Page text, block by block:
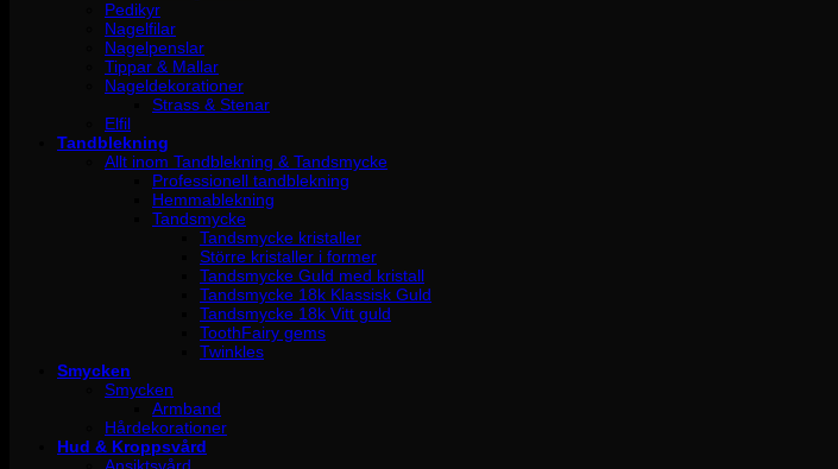
Pedikyr
Nagelfilar
Nagelpenslar
Tippar & Mallar
Nageldekorationer
Strass & Stenar
Elfil
Tandblekning
Allt inom Tandblekning & Tandsmycke
Professionell tandblekning
Hemmablekning
Tandsmycke
Tandsmycke kristaller
Större kristaller i former
Tandsmycke Guld med kristall
Tandsmycke 18k Klassisk Guld
Tandsmycke 18k Vitt guld
ToothFairy gems
Twinkles
Smycken
Smycken
Armband
Hårdekorationer
Hud & Kroppsvård
Ansiktsvård